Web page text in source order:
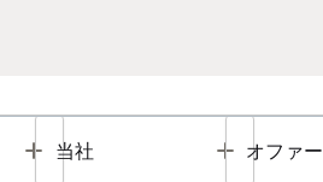
Toggle
当社 Toggle
オファー